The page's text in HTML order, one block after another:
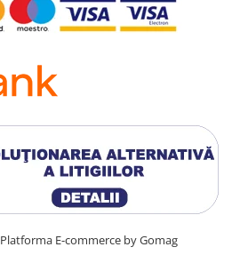
Platforma E-commerce by Gomag